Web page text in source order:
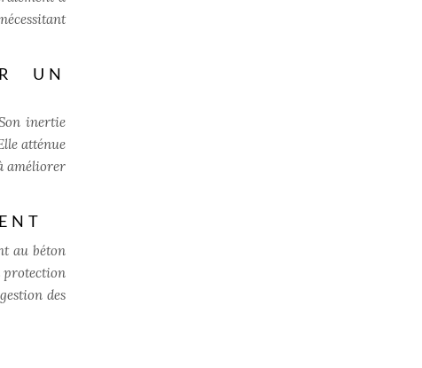
UN
inertie
atténue
améliorer
au béton
protection
des